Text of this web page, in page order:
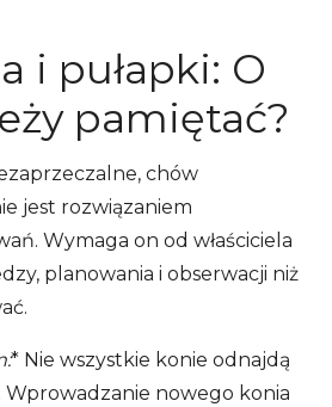
i pułapki: O
pamiętać?
chów
jest rozwiązaniem
Wymaga on od właściciela
planowania i obserwacji niż
* Nie wszystkie konie odnajdą
Wprowadzanie nowego konia